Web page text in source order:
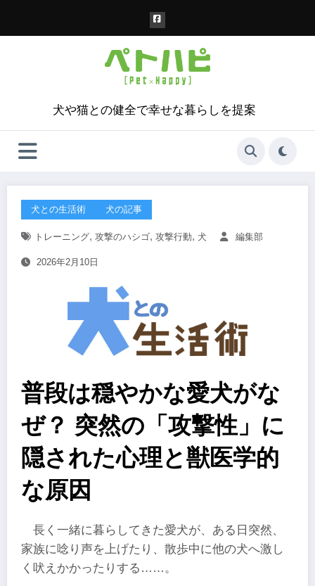
犬や猫との健全で幸せな暮らしを提案
犬との生活術 犬の記事
トレーニング, 攻撃のハシゴ, 攻撃行動, 犬 編集部
2026年2月10日
普段は穏やかな愛犬がな
ぜ？ 突然の「攻撃性」に
隠された心理と獣医学的
な原因
長く一緒に暮らしてきた愛犬が、ある日突然、
家族に唸り声を上げたり、散歩中に他の犬へ激し
く吠えかかったりする……。